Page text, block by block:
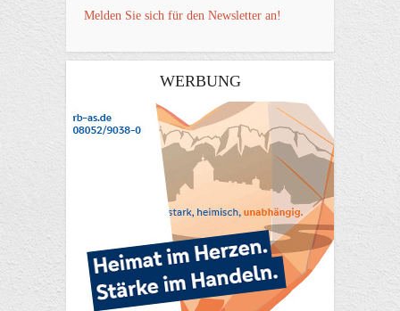
Melden Sie sich für den Newsletter an!
WERBUNG